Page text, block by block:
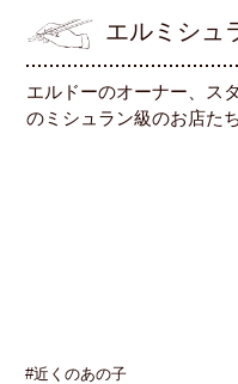
エルミシュ
エルドーのオーナー、ス
のミシュラン級のお店た
#近くのあの子